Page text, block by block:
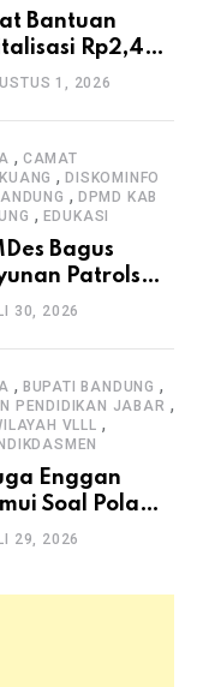
Bantuan
Rp2,4
SMPN 1
Sambut
1, 2026
, CAMAT
,DISKOMINFO
, DPMD KAB
, EDUKASI
Bagus
Patrolsari
20
Ketahanan
Hewani dan
30, 2026
, BUPATI BANDUNG ,
PENDIDIKAN JABAR ,
VLLL ,
Enggan
Soal Pola
Kepsek SMAN
29, 2026